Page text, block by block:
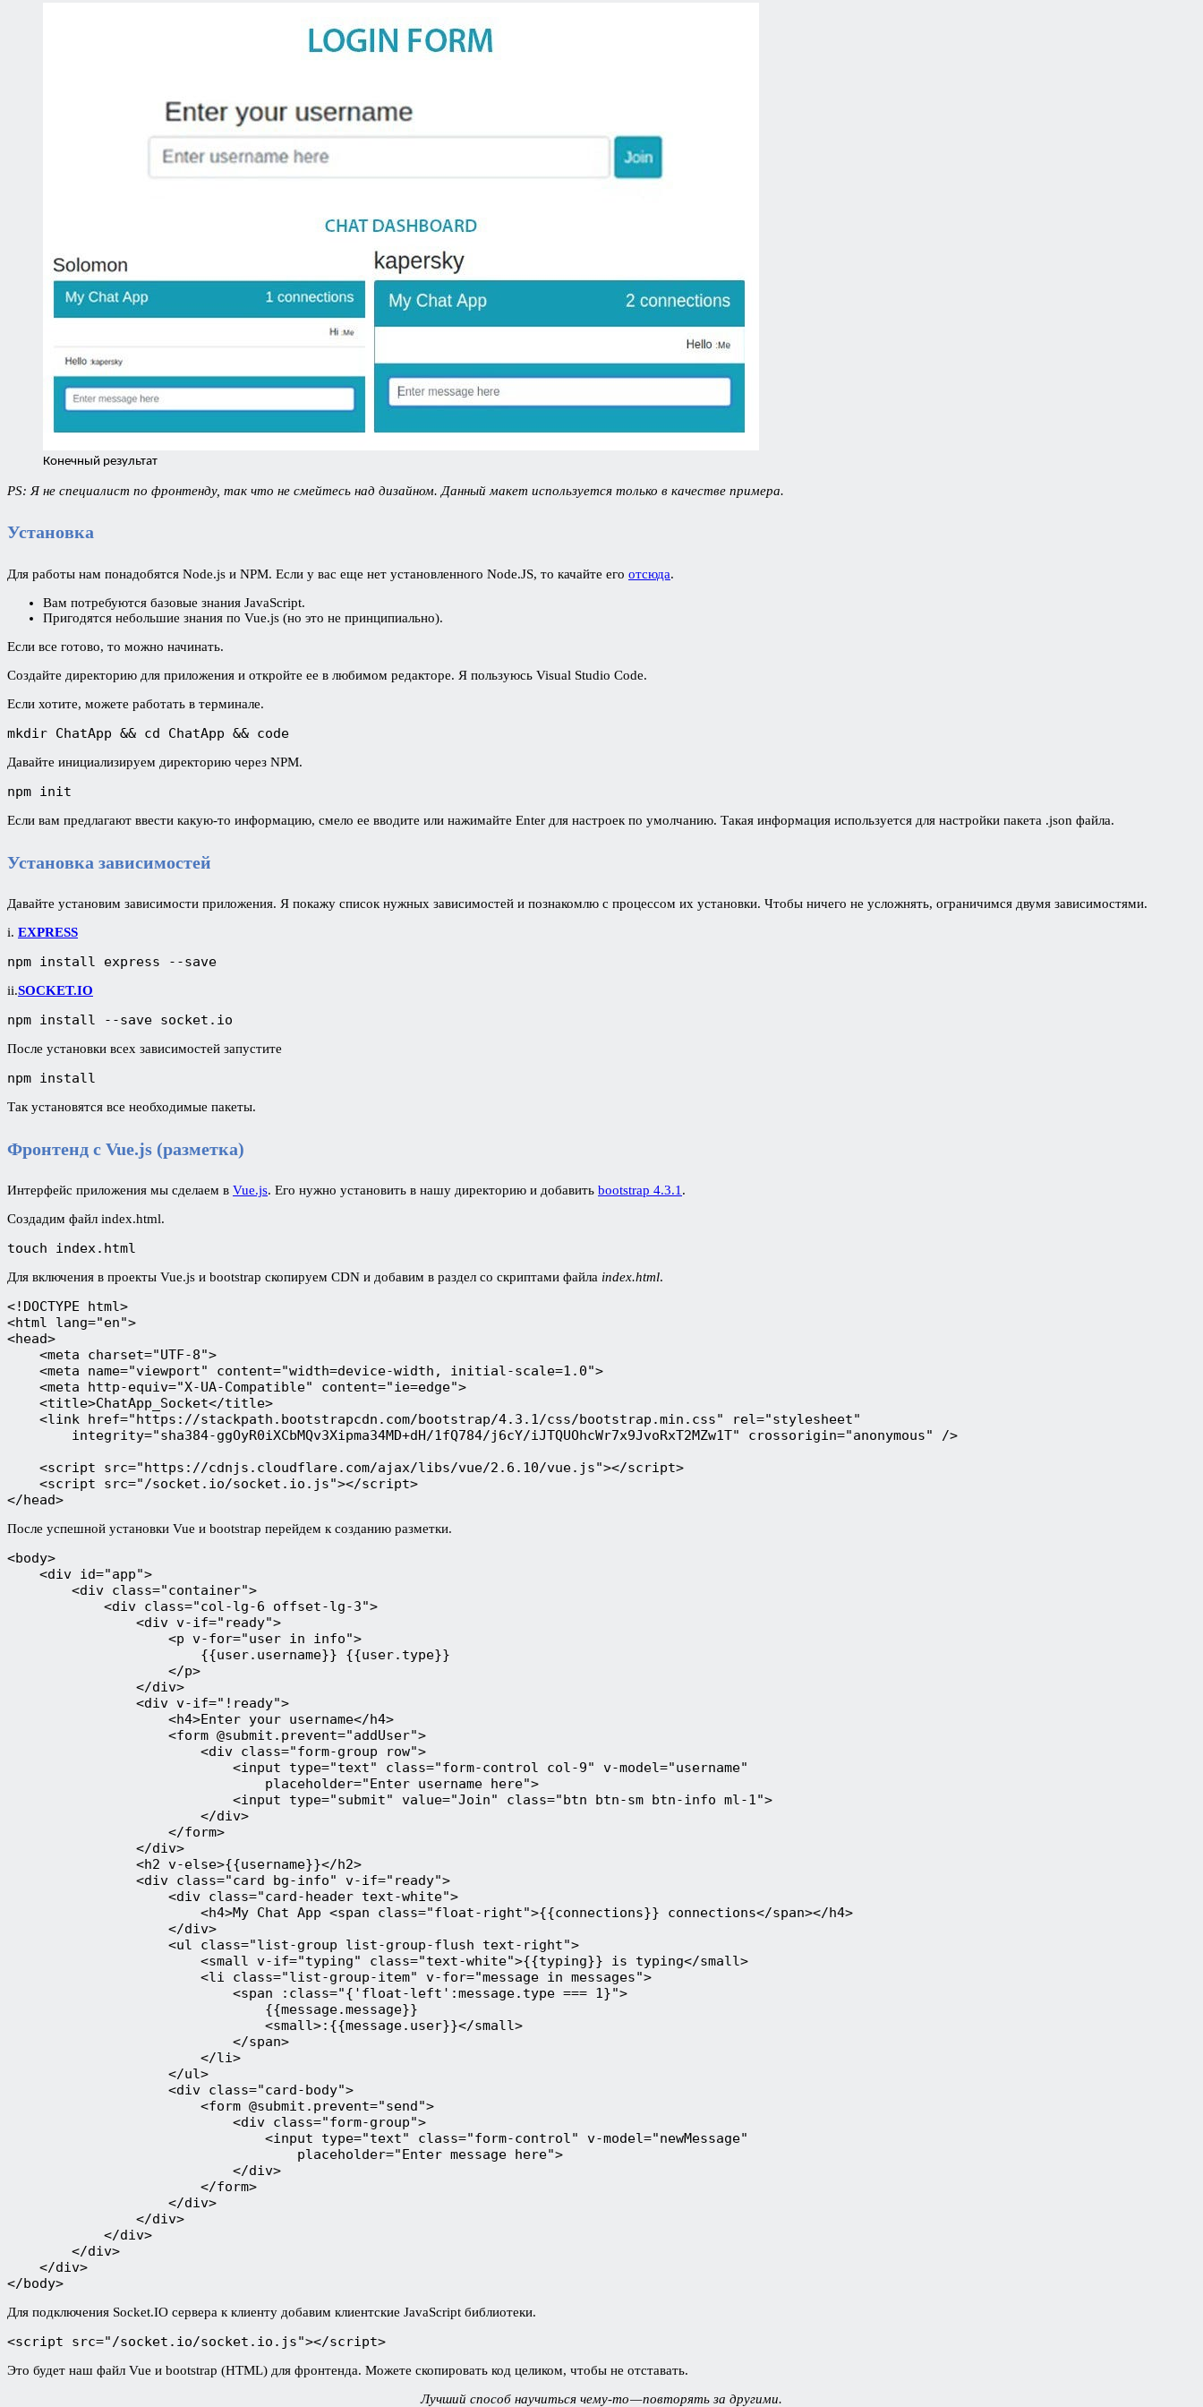
Конечный результат
PS: Я не специалист по фронтенду, так что не смейтесь над дизайном. Данный макет используется только в качестве примера.
Установка
Для работы нам понадобятся Node.js и NPM. Если у вас еще нет установленного Node.JS, то качайте его отсюда.
Вам потребуются базовые знания JavaScript.
Пригодятся небольшие знания по Vue.js (но это не принципиально).
Если все готово, то можно начинать.
Создайте директорию для приложения и откройте ее в любимом редакторе. Я пользуюсь Visual Studio Code.
Если хотите, можете работать в терминале.
mkdir ChatApp && cd ChatApp && code
Давайте инициализируем директорию через NPM.
npm init
Если вам предлагают ввести какую-то информацию, смело ее вводите или нажимайте Enter для настроек по умолчанию. Такая информация используется для настройки пакета .json файла.
Установка зависимостей
Давайте установим зависимости приложения. Я покажу список нужных зависимостей и познакомлю с процессом их установки. Чтобы ничего не усложнять, ограничимся двумя зависимостями.
i. EXPRESS
npm install express --save
ii.SOCKET.IO
npm install --save socket.io
После установки всех зависимостей запустите
npm install
Так установятся все необходимые пакеты.
Фронтенд с Vue.js (разметка)
Интерфейс приложения мы сделаем в Vue.js. Его нужно установить в нашу директорию и добавить bootstrap 4.3.1.
Создадим файл index.html.
touch index.html
Для включения в проекты Vue.js и bootstrap скопируем CDN и добавим в раздел со скриптами файла index.html.
<!DOCTYPE html>
<html lang="en">
<head>
    <meta charset="UTF-8">
    <meta name="viewport" content="width=device-width, initial-scale=1.0">
    <meta http-equiv="X-UA-Compatible" content="ie=edge">
    <title>ChatApp_Socket</title>
    <link href="https://stackpath.bootstrapcdn.com/bootstrap/4.3.1/css/bootstrap.min.css" rel="stylesheet"
        integrity="sha384-ggOyR0iXCbMQv3Xipma34MD+dH/1fQ784/j6cY/iJTQUOhcWr7x9JvoRxT2MZw1T" crossorigin="anonymous" />
    <script src="https://cdnjs.cloudflare.com/ajax/libs/vue/2.6.10/vue.js"></script>
    <script src="/socket.io/socket.io.js"></script>
</head>
После успешной установки Vue и bootstrap перейдем к созданию разметки.
<body>
    <div id="app">
        <div class="container">
            <div class="col-lg-6 offset-lg-3">
                <div v-if="ready">
                    <p v-for="user in info">
                        {{user.username}} {{user.type}}
                    </p>
                </div>
                <div v-if="!ready">
                    <h4>Enter your username</h4>
                    <form @submit.prevent="addUser">
                        <div class="form-group row">
                            <input type="text" class="form-control col-9" v-model="username"
                                placeholder="Enter username here">
                            <input type="submit" value="Join" class="btn btn-sm btn-info ml-1">
                        </div>
                    </form>
                </div>
                <h2 v-else>{{username}}</h2>
                <div class="card bg-info" v-if="ready">
                    <div class="card-header text-white">
                        <h4>My Chat App <span class="float-right">{{connections}} connections</span></h4>
                    </div>
                    <ul class="list-group list-group-flush text-right">
                        <small v-if="typing" class="text-white">{{typing}} is typing</small>
                        <li class="list-group-item" v-for="message in messages">
                            <span :class="{'float-left':message.type === 1}">
                                {{message.message}}
                                <small>:{{message.user}}</small>
                            </span>
                        </li>
                    </ul>
                    <div class="card-body">
                        <form @submit.prevent="send">
                            <div class="form-group">
                                <input type="text" class="form-control" v-model="newMessage"
                                    placeholder="Enter message here">
                            </div>
                        </form>
                    </div>
                </div>
            </div>
        </div>
    </div>
</body>
Для подключения Socket.IO сервера к клиенту добавим клиентские JavaScript библиотеки.
<script src="/socket.io/socket.io.js"></script>
Это будет наш файл Vue и bootstrap (HTML) для фронтенда. Можете скопировать код целиком, чтобы не отставать.
Лучший способ научиться чему-то — повторять за другими.